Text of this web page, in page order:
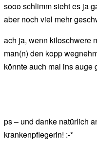
sooo schlimm sieht es ja
aber noch viel mehr
ach ja, wenn kiloschwere
man(n) den kopp
könnte auch mal ins
ps – und danke natürlich
krankenpflegerin! :-*